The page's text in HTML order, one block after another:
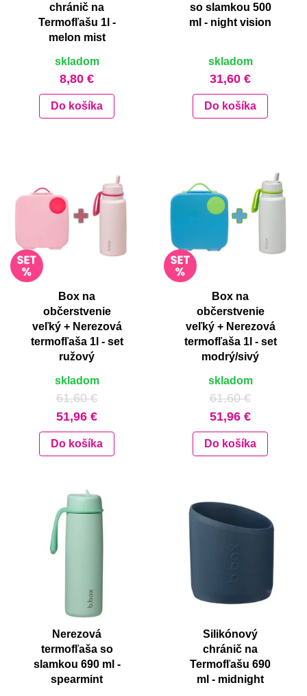
chránič na
Termofľašu 1l -
melon mist
skladom
8,80 €
Do košíka
so slamkou 500
ml - night vision
skladom
31,60 €
Do košíka
Box na
občerstvenie
veľký + Nerezová
termofľaša 1l - set
ružový
skladom
61,60 €
51,96 €
Do košíka
Box na
občerstvenie
veľký + Nerezová
termofľaša 1l - set
modrý/sivý
skladom
61,60 €
51,96 €
Do košíka
Nerezová
termofľaša so
slamkou 690 ml -
spearmint
Silikónový
chránič na
Termofľašu 690
ml - midnight